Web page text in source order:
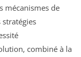
mécanismes de
stratégies
combiné à la